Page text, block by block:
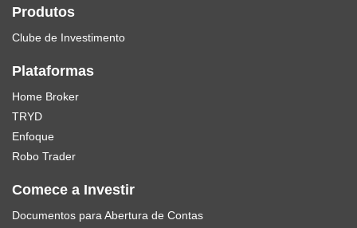
Produtos
Clube de Investimento
Plataformas
Home Broker
TRYD
Enfoque
Robo Trader
Comece a Investir
Documentos para Abertura de Contas